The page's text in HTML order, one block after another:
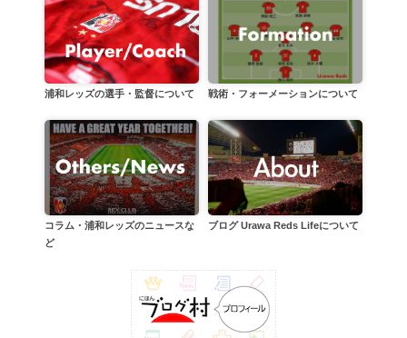
浦和レッズの選手・監督について 戦術・フォーメーションについて
コラム・浦和レッズのニュースな
ど
ブログ Urawa Reds Lifeについて